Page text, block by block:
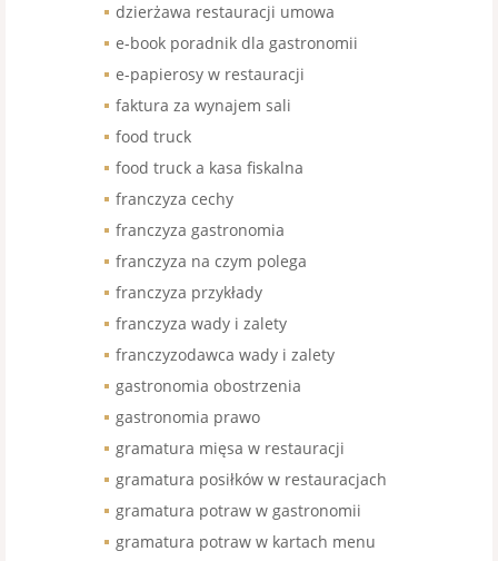
dzierżawa restauracji umowa
e-book poradnik dla gastronomii
e-papierosy w restauracji
faktura za wynajem sali
food truck
food truck a kasa fiskalna
franczyza cechy
franczyza gastronomia
franczyza na czym polega
franczyza przykłady
franczyza wady i zalety
franczyzodawca wady i zalety
gastronomia obostrzenia
gastronomia prawo
gramatura mięsa w restauracji
gramatura posiłków w restauracjach
gramatura potraw w gastronomii
gramatura potraw w kartach menu